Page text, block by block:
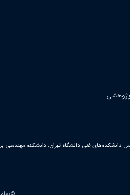
دانشکده‌های فنی دانشگاه تهران، دانشکده مهندسی